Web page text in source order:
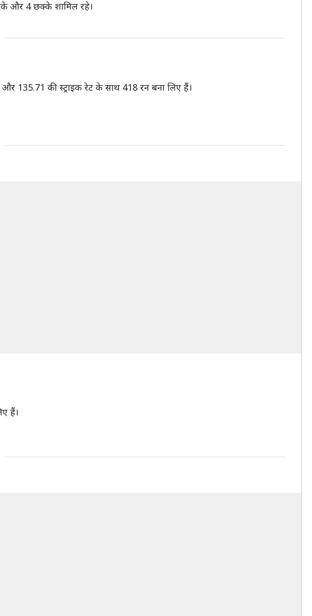
और 4 छक्के शामिल रहे।
135.71 की स्ट्राइक रेट के साथ 418 रन बना लिए हैं।
हैं।